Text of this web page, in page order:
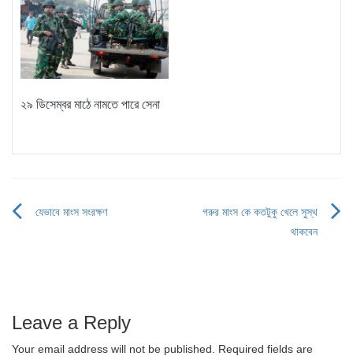
২৯ ডিসেম্বর মাঠে নামতে পারে সেনা
যেভাবে মাংস সংরক্ষণ
গরুর মাংস কে কতটুকু খেলে সুস্থ
থাকবেন
Leave a Reply
Your email address will not be published.
Required fields are